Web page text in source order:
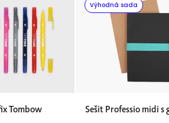
Tombow
Výhodná sada
Sešit Professio midi s